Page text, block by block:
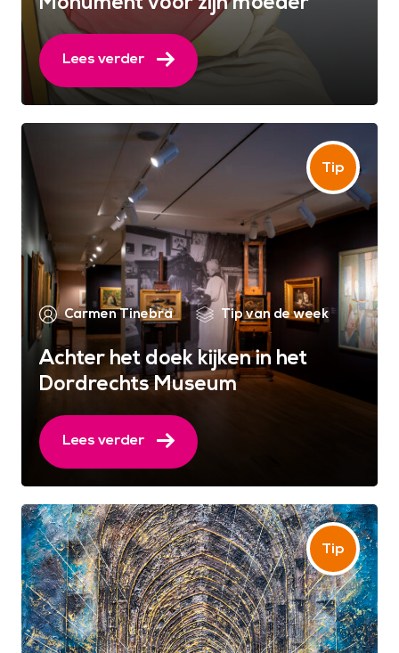
Lees verder
Carmen Tinebra Tip van de week
Achter het doek kijken in het
Dordrechts Museum
Lees verder